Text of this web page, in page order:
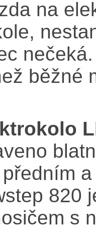
na
běžné
820
s